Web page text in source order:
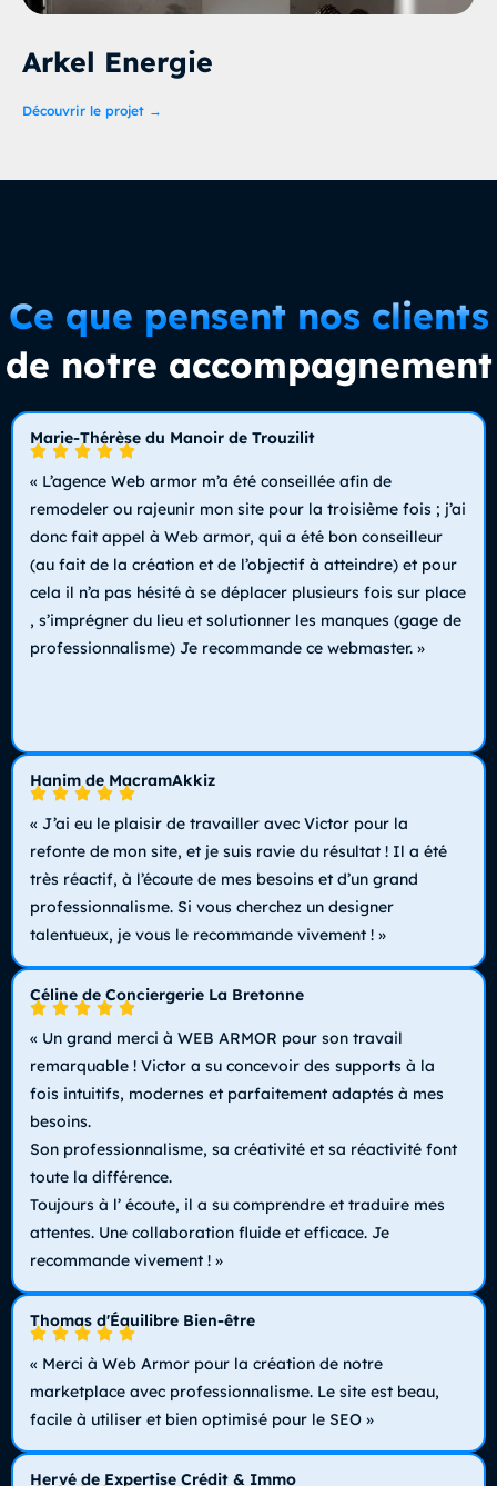
Arkel Energie
Découvrir le projet →
Ce que pensent nos clients
de notre accompagnement
Marie-Thérèse du Manoir de Trouzilit
« L’agence Web armor m’a été conseillée afin de
remodeler ou rajeunir mon site pour la troisième fois ; j’ai
donc fait appel à Web armor, qui a été bon conseilleur
(au fait de la création et de l’objectif à atteindre) et pour
cela il n’a pas hésité à se déplacer plusieurs fois sur place
, s’imprégner du lieu et solutionner les manques (gage de
professionnalisme) Je recommande ce webmaster. »
Hanim de MacramAkkiz
« J’ai eu le plaisir de travailler avec Victor pour la
refonte de mon site, et je suis ravie du résultat ! Il a été
très réactif, à l’écoute de mes besoins et d’un grand
professionnalisme. Si vous cherchez un designer
talentueux, je vous le recommande vivement ! »
Céline de Conciergerie La Bretonne
« Un grand merci à WEB ARMOR pour son travail
remarquable ! Victor a su concevoir des supports à la
fois intuitifs, modernes et parfaitement adaptés à mes
besoins.
Son professionnalisme, sa créativité et sa réactivité font
toute la différence.
Toujours à l’ écoute, il a su comprendre et traduire mes
attentes. Une collaboration fluide et efficace. Je
recommande vivement ! »
Thomas d'Équilibre Bien-être
« Merci à Web Armor pour la création de notre
marketplace avec professionnalisme. Le site est beau,
facile à utiliser et bien optimisé pour le SEO »
Hervé de Expertise Crédit & Immo